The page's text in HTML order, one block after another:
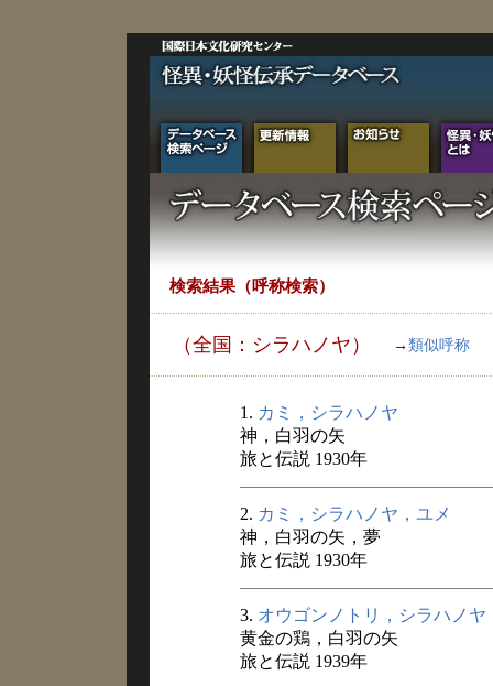
検索結果（呼称検索）
（全国：シラハノヤ） → 類似呼称
1. カミ，シラハノヤ
神，白羽の矢
旅と伝説 1930年
2. カミ，シラハノヤ，ユメ
神，白羽の矢，夢
旅と伝説 1930年
3. オウゴンノトリ，シラハノヤ
黄金の鶏，白羽の矢
旅と伝説 1939年